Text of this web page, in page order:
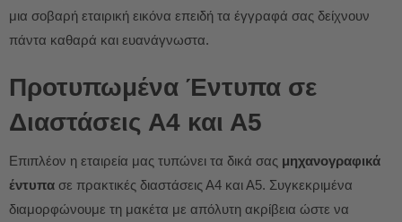
μια σοβαρή εταιρική εικόνα επειδή τα έγγραφά σας δείχνουν
πάντα καθαρά και ευανάγνωστα.
Προτυπωμένα Έντυπα σε
Διαστάσεις Α4 και Α5
Επιπλέον η εταιρεία μας τυπώνει τα δικά σας μηχανογραφικά
έντυπα σε πρακτικές διαστάσεις Α4 και Α5. Συγκεκριμένα
διαμορφώνουμε τη μακέτα με απόλυτη ακρίβεια ώστε να